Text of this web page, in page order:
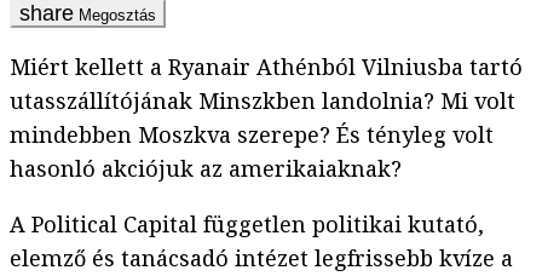
Megosztás
Miért kellett a Ryanair Athénból Vilniusba tartó
utasszállítójának Minszkben landolnia? Mi volt
mindebben Moszkva szerepe? És tényleg volt
hasonló akciójuk az amerikaiaknak?
A Political Capital független politikai kutató,
elemző és tanácsadó intézet legfrissebb kvíze a